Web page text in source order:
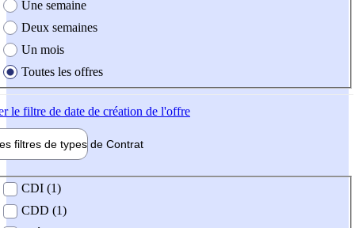
Une semaine
Deux semaines
Un mois
Toutes les offres
le filtre de date de création de l'offre
filtres de types de Contrat
contrat
CDI (1)
CDD (1)